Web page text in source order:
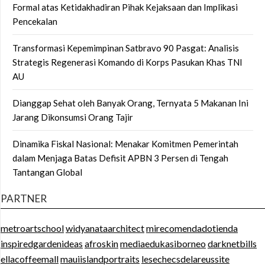
Formal atas Ketidakhadiran Pihak Kejaksaan dan Implikasi
Pencekalan
Transformasi Kepemimpinan Satbravo 90 Pasgat: Analisis
Strategis Regenerasi Komando di Korps Pasukan Khas TNI
AU
Dianggap Sehat oleh Banyak Orang, Ternyata 5 Makanan Ini
Jarang Dikonsumsi Orang Tajir
Dinamika Fiskal Nasional: Menakar Komitmen Pemerintah
dalam Menjaga Batas Defisit APBN 3 Persen di Tengah
Tantangan Global
PARTNER
metroartschoolwidyanataarchitectmirecomendadotienda
inspiredgardenideas afroskinmediaedukasiborneodarknetbills
ellacoffeemallmauiislandportraits lesechecsdelareussite